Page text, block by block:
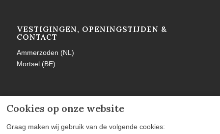
Cookies op onze website
Graag maken wij gebruik van de volgende cookies:
VESTIGINGEN, OPENINGSTIJDEN &
CONTACT
Ammerzoden (NL)
Mortsel (BE)
MEER INFORMATIE